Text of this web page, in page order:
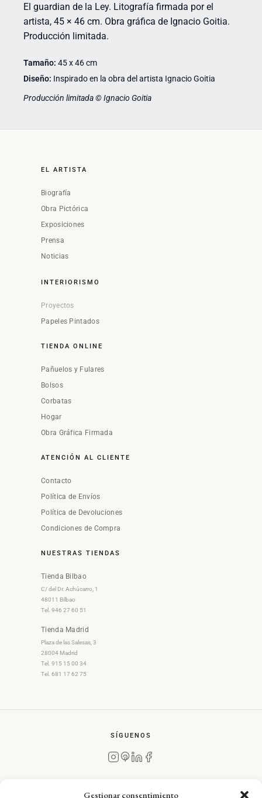
Gestionar consentimiento
El guardian de la Ley. Litografía firmada por el
artista, 45 × 46 cm. Obra gráfica de Ignacio Goitia.
Producción limitada.
Tamaño: 45 x 46 cm
Diseño: Inspirado en la obra del artista Ignacio Goitia
Producción limitada © Ignacio Goitia
EL ARTISTA
Biografía
Obra Pictórica
Exposiciones
Prensa
Noticias
INTERIORISMO
Proyectos
Papeles Pintados
TIENDA ONLINE
Pañuelos y Fulares
Bolsos
Corbatas
Hogar
Obra Gráfica Firmada
ATENCIÓN AL CLIENTE
Contacto
Política de Envíos
Política de Devoluciones
Condiciones de Compra
NUESTRAS TIENDAS
Tienda Bilbao
C/ del Dr. Achúcarro, 1
48011 Bilbao
Tel. 946 27 60 51
Tienda Madrid
Plaza de las Salesas, 3
28004 Madrid
Tel. 915 15 00 34
Tel. 681 17 62 75
SÍGUENOS